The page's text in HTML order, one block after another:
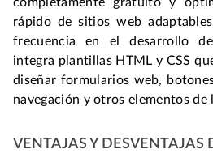
rápido de sitios web
frecuencia en el desarrollo
integra plantillas HTML y CSS
diseñar formularios web,
navegación y otros elementos de
VENTAJAS Y DESVENTAJAS